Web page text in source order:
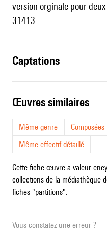
version orginale pour
31413
captations
œuvres similaires
Même genre
Même effectif détaillé
Cette fiche œuvre a valeur
collections de la médiathèque
fiches "partitions".
Vous constatez une erreur ?